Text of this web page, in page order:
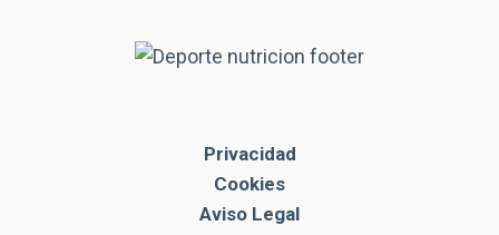
Privacidad
Cookies
Aviso Legal